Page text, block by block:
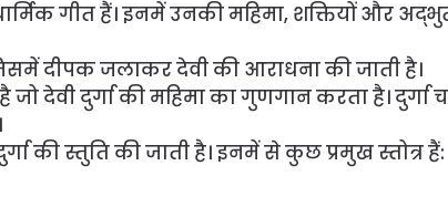
गीत हैं। इनमें उनकी महिमा, शक्तियों और
दीपक जलाकर देवी की आराधना की जाती है।
जो देवी दुर्गा की महिमा का गुणगान करता है। दुर्गा
की स्तुति की जाती है। इनमें से कुछ प्रमुख स्तोत्र हैं: